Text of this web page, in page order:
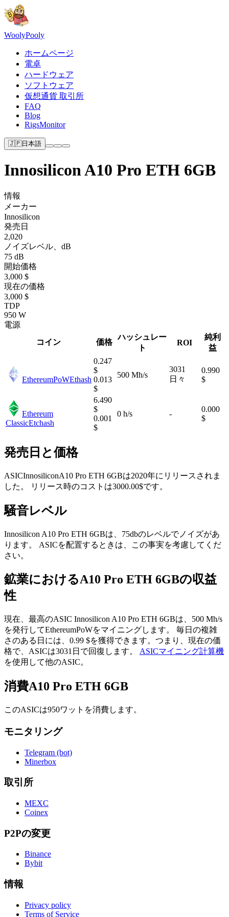
WoolyPooly
ホームページ
電卓
ハードウェア
ソフトウェア
仮想通貨 取引所
FAQ
Blog
RigsMonitor
🇯🇵日本語
Innosilicon A10 Pro ETH 6GB
情報
メーカー
Innosilicon
発売日
2,020
ノイズレベル、dB
75 dB
開始価格
3,000 $
現在の価格
3,000 $
TDP
950 W
電源
コイン
価格
ハッシュレー
ト
ROI
純利
益
EthereumPoWEthash
0.247
$
0.013
$
500 Mh/s
3031
日々
0.990
$
Ethereum
ClassicEtchash
6.490
$
0.001
$
0 h/s -
0.000
$
発売日と価格
ASICInnosiliconA10 Pro ETH 6GBは2020年にリリースされま
した。 リリース時のコストは3000.00$です。
騒音レベル
Innosilicon A10 Pro ETH 6GBは、75dbのレベルでノイズがあ
ります。 ASICを配置するときは、この事実を考慮してくだ
さい。
鉱業におけるA10 Pro ETH 6GBの収益
性
現在、最高のASIC Innosilicon A10 Pro ETH 6GBは、500 Mh/s
を発行してEthereumPoWをマイニングします。 毎日の複雑
さのある日には、0.99 $を獲得できます。つまり、現在の価
格で、ASICは3031日で回復します。 ASICマイニング計算機
を使用して他のASIC。
消費A10 Pro ETH 6GB
このASICは950ワットを消費します。
モニタリング
Telegram (bot)
Minerbox
取引所
MEXC
Coinex
P2Pの変更
Binance
Bybit
情報
Privacy policy
Terms of Service